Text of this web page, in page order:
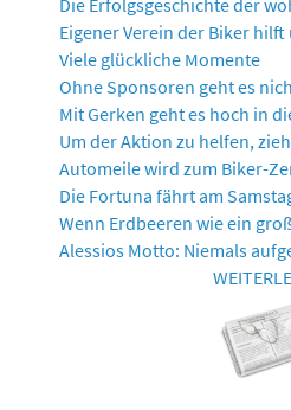
Eigener Verein der Biker
Viele glückliche Momente
Ohne Sponsoren geht es
Mit Gerken geht es hoch in
Um der Aktion zu helfen,
Automeile wird zum Biker-
Die Fortuna fährt am
Wenn Erdbeeren wie ein
Alessios Motto: Niemals